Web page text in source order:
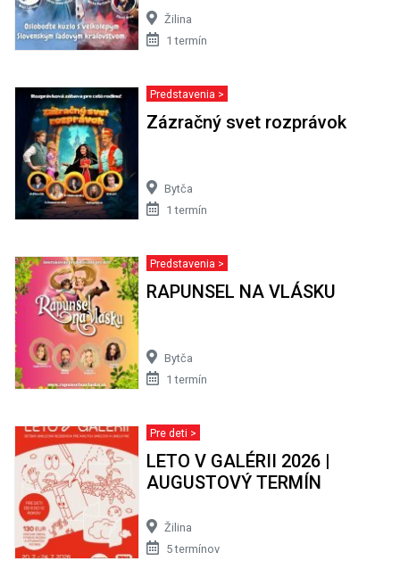
Bytča
1 termín
Predstavenia >
RAPUNSEL NA VLÁSKU
Bytča
1 termín
Pre deti >
LETO V GALÉRII 2026 |
Žilina
5 termínov
Pre deti >
Ako sa nestratiť v krajine
rozprávok
Žilina
1 termín